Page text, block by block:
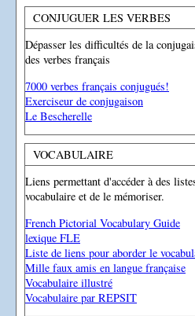
CONJUGUER LES VERBES
Dépasser les difficultés de la
des verbes français
7000 verbes français conjugués!
Exerciseur de conjugaison
Le Bescherelle
VOCABULAIRE
Liens permettant d'accéder à des
vocabulaire et de le mémoriser.
French Pictorial Vocabulary Guide
lexique FLE
Liste de liens pour aborder le
Mille faux amis en langue française
Vocabulaire illustré
Vocabulaire par REPSIT